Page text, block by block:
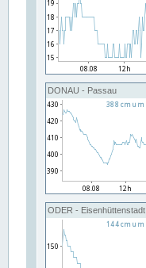
DONAU - Passau
ODER - Eisenhüttenstadt